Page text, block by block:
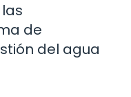
de
del agua